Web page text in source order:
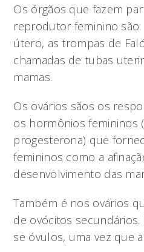
Os órgãos que fazem
reprodutor feminino são:
útero, as trompas de
chamadas de tubas
mamas.
Os ovários sãos os
os hormônios femininos
progesterona) que
femininos como a
desenvolvimento das
Também é nos ovários
de ovócitos
se óvulos, uma vez que